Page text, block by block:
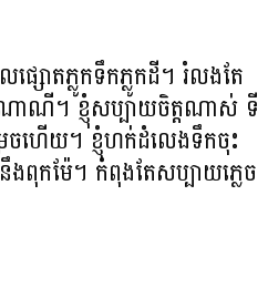
ផ្សោតភ្លូកទឹកភ្លូកដី។ រំលងតែ
ណាណី។ ខ្ញុំសប្បាយចិត្តណាស់ ទី
រេចហើយ។ ខ្ញុំហក់ដំលេងទឹកចុះ
ពុកម៉ែ។ កំពុងតែសប្បាយភ្លេច